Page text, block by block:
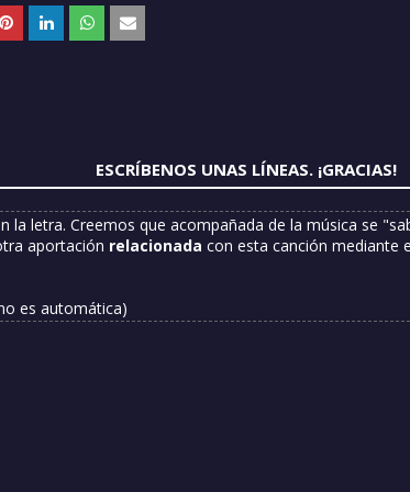
ESCRÍBENOS UNAS LÍNEAS. ¡GRACIAS!
la letra. Creemos que acompañada de la música se
aportación relacionada con esta canción mediante
es automática)